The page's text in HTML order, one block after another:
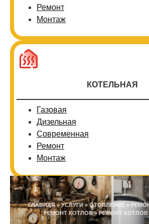
Ремонт
Монтаж
КОТЕЛЬНАЯ
Газовая
Дизельная
Современная
Ремонт
Монтаж
ГЛАВНАЯ»УСЛУГИ »ОТОПЛЕНИЕ »
РЕМОНТ КОТЛОВ»РЕМОНТ КОТЛОВ